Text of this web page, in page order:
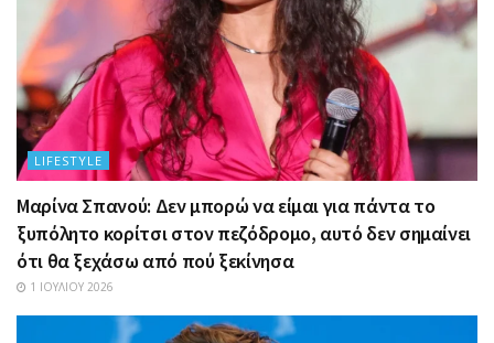
LIFESTYLE
Μαρίνα Σπανού: Δεν μπορώ να είμαι για πάντα το
ξυπόλητο κορίτσι στον πεζόδρομο, αυτό δεν σημαίνει
ότι θα ξεχάσω από πού ξεκίνησα
1 ΙΟΥΛΊΟΥ 2026